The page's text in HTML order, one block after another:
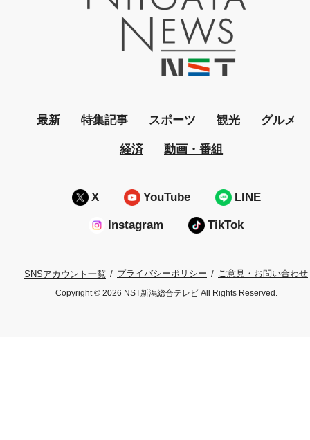
最新 特集記事 スポーツ 観光 グルメ
経済 動画・番組
X YouTube LINE
Instagram TikTok
SNSアカウント一覧 プライバシーポリシー ご意見・お問い合わせ
Copyright © 2026 NST新潟総合テレビ All Rights Reserved.